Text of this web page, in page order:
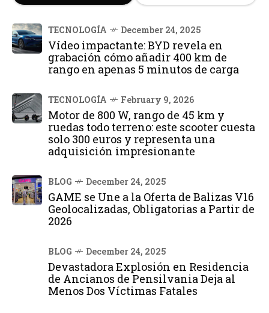
TECNOLOGÍA December 24, 2025
Vídeo impactante: BYD revela en
grabación cómo añadir 400 km de
rango en apenas 5 minutos de carga
TECNOLOGÍA February 9, 2026
Motor de 800 W, rango de 45 km y
ruedas todo terreno: este scooter cuesta
solo 300 euros y representa una
adquisición impresionante
BLOG December 24, 2025
GAME se Une a la Oferta de Balizas V16
Geolocalizadas, Obligatorias a Partir de
2026
BLOG December 24, 2025
Devastadora Explosión en Residencia
de Ancianos de Pensilvania Deja al
Menos Dos Víctimas Fatales